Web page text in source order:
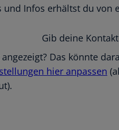
und Infos erhältst du von
Gib deine
Das könnte
hier anpassen